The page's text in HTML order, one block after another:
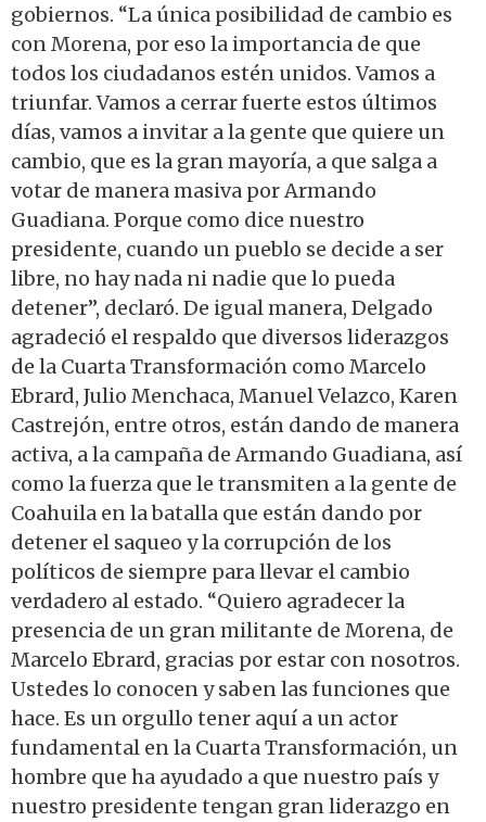
gobiernos. “La única posibilidad de cambio es
con Morena, por eso la importancia de que
todos los ciudadanos estén unidos. Vamos a
triunfar. Vamos a cerrar fuerte estos últimos
días, vamos a invitar a la gente que quiere un
cambio, que es la gran mayoría, a que salga a
votar de manera masiva por Armando
Guadiana. Porque como dice nuestro
presidente, cuando un pueblo se decide a ser
libre, no hay nada ni nadie que lo pueda
detener”, declaró. De igual manera, Delgado
agradeció el respaldo que diversos liderazgos
de la Cuarta Transformación como Marcelo
Ebrard, Julio Menchaca, Manuel Velazco, Karen
Castrejón, entre otros, están dando de manera
activa, a la campaña de Armando Guadiana, así
como la fuerza que le transmiten a la gente de
Coahuila en la batalla que están dando por
detener el saqueo y la corrupción de los
políticos de siempre para llevar el cambio
verdadero al estado. “Quiero agradecer la
presencia de un gran militante de Morena, de
Marcelo Ebrard, gracias por estar con nosotros.
Ustedes lo conocen y saben las funciones que
hace. Es un orgullo tener aquí a un actor
fundamental en la Cuarta Transformación, un
hombre que ha ayudado a que nuestro país y
nuestro presidente tengan gran liderazgo en